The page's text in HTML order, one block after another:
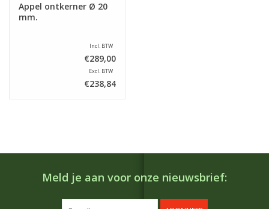
Appel ontkerner Ø 20
mm.
Incl. BTW
€289,00
Excl. BTW
€238,84
Meld je aan voor onze nieuwsbrief: